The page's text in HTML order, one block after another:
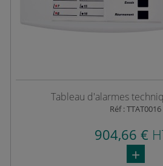
Tableau d'alarmes
Réf : TTAT0016
904,66 €